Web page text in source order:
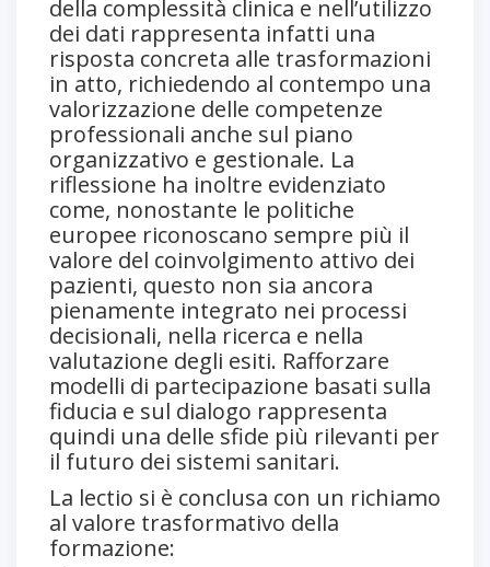
della complessità clinica e nell’utilizzo
dei dati rappresenta infatti una
risposta concreta alle trasformazioni
in atto, richiedendo al contempo una
valorizzazione delle competenze
professionali anche sul piano
organizzativo e gestionale. La
riflessione ha inoltre evidenziato
come, nonostante le politiche
europee riconoscano sempre più il
valore del coinvolgimento attivo dei
pazienti, questo non sia ancora
pienamente integrato nei processi
decisionali, nella ricerca e nella
valutazione degli esiti. Rafforzare
modelli di partecipazione basati sulla
fiducia e sul dialogo rappresenta
quindi una delle sfide più rilevanti per
il futuro dei sistemi sanitari.
La lectio si è conclusa con un richiamo
al valore trasformativo della
formazione: